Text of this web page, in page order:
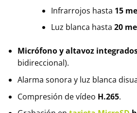
Infrarrojos hasta 15
Luz blanca hasta 20
Micrófono y altavoz
bidireccional).
Alarma sonora y luz blanca
Compresión de vídeo H.265.